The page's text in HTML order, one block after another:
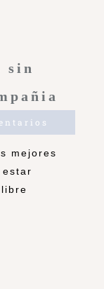
sin
mejores